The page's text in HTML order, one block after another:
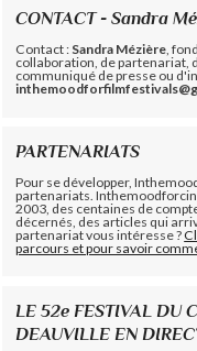
CONTACT - Sandra
Contact : Sandra Mézière ,
collaboration, de partenariat,
communiqué de presse ou
PARTENARIATS
Pour se développer,
partenariats.
2003, des centaines de
décernés, des articles qui
partenariat vous intéresse ?
parcours et pour savoir
LE 52e FESTIVAL DU
DEAUVILLE EN